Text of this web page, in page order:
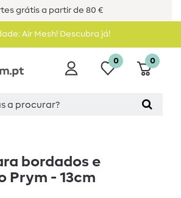
grátis a partir de 80 €
Air Mesh! Descubra já!
0 0
bordados e
Prym - 13cm